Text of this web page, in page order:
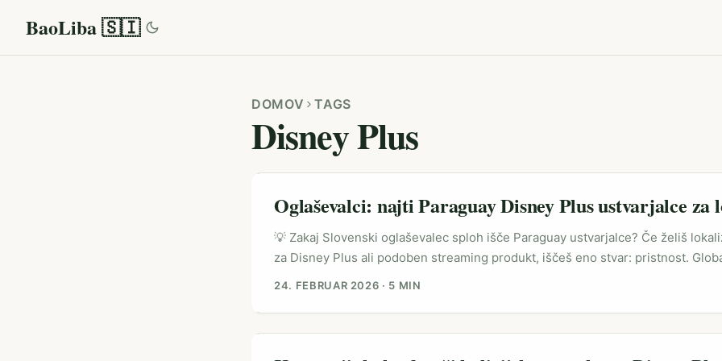
BaoLiba 🇸🇮
DOMOV TAGS
Disney Plus
Oglaševalci: najti Paraguay Disney Plus ustvarjalce za
💡 Zakaj Slovenski oglaševalec sploh išče Paraguay ustvarjalce? Če želiš
za Disney Plus ali podoben streaming produkt, iščeš eno stvar: pristnost.
strmoglavljajo, ko govorijo “vsem”, lokalne pa zmagujejo z detajli — jezik,
s Paragvajem) ustvarjalci niso samo vodiči po parku — kot kaže WDW
Challenge (poročila EFE) gre za interpretacijo izkušnje skozi kulturne filterje:
24. FEBRUAR 2026 · 5 MIN